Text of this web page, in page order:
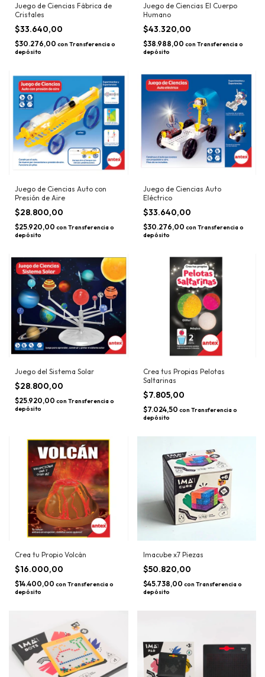
Juego de Ciencias Fábrica de
Cristales
$33.640,00
$30.276,00 con Transferencia o
depósito
Juego de Ciencias El Cuerpo
Humano
$43.320,00
$38.988,00 con Transferencia o
depósito
Juego de Ciencias Auto con
Presión de Aire
$28.800,00
$25.920,00 con Transferencia o
depósito
Juego de Ciencias Auto
Eléctrico
$33.640,00
$30.276,00 con Transferencia o
depósito
Juego del Sistema Solar
$28.800,00
$25.920,00 con Transferencia o
depósito
Crea tus Propias Pelotas
Saltarinas
$7.805,00
$7.024,50 con Transferencia o
depósito
Crea tu Propio Volcán
$16.000,00
$14.400,00 con Transferencia o
depósito
Imacube x7 Piezas
$50.820,00
$45.738,00 con Transferencia o
depósito